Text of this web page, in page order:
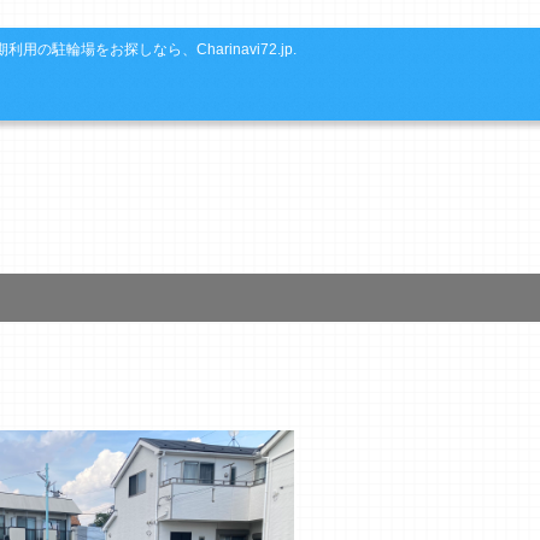
利用の駐輪場をお探しなら、Charinavi72.jp.